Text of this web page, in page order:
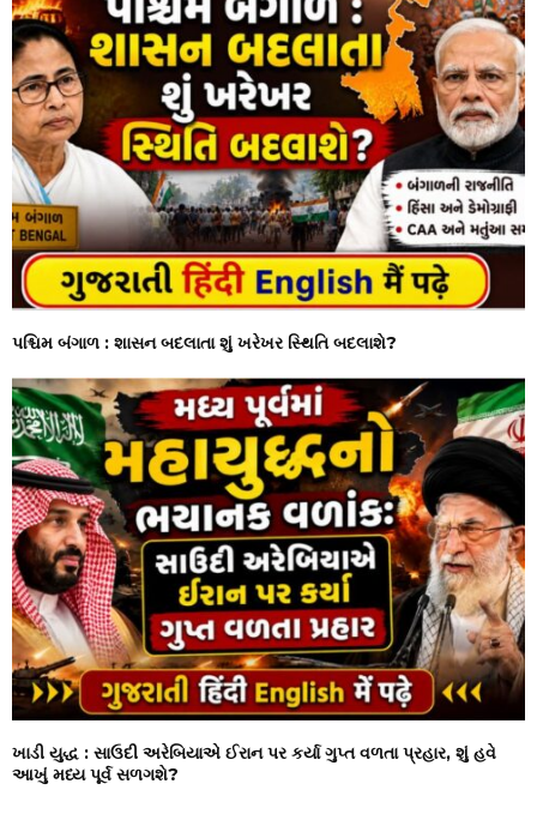
પશ્ચિમ બંગાળ : શાસન બદલાતા શું ખરેખર સ્થિતિ બદલાશે?
ખાડી યુદ્ધ : સાઉદી અરેબિયાએ ઈરાન પર કર્યા ગુપ્ત વળતા પ્રહાર, શું હવે
આખું મધ્ય પૂર્વ સળગશે?